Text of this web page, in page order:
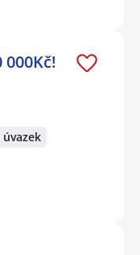
úvazek